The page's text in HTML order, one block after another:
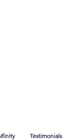
Testimonials